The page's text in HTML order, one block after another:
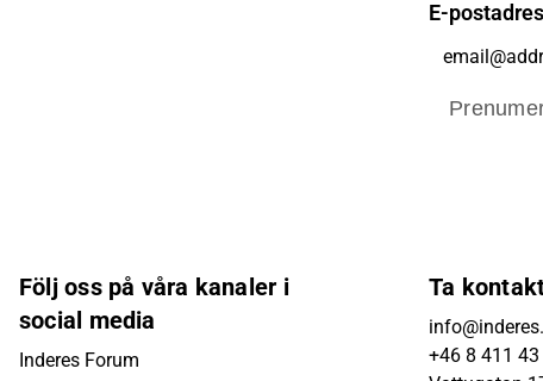
E-
Följ oss på våra kanaler i
social media
Inderes Forum
Ta
+46 8 411 43